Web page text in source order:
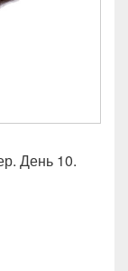
День 10.